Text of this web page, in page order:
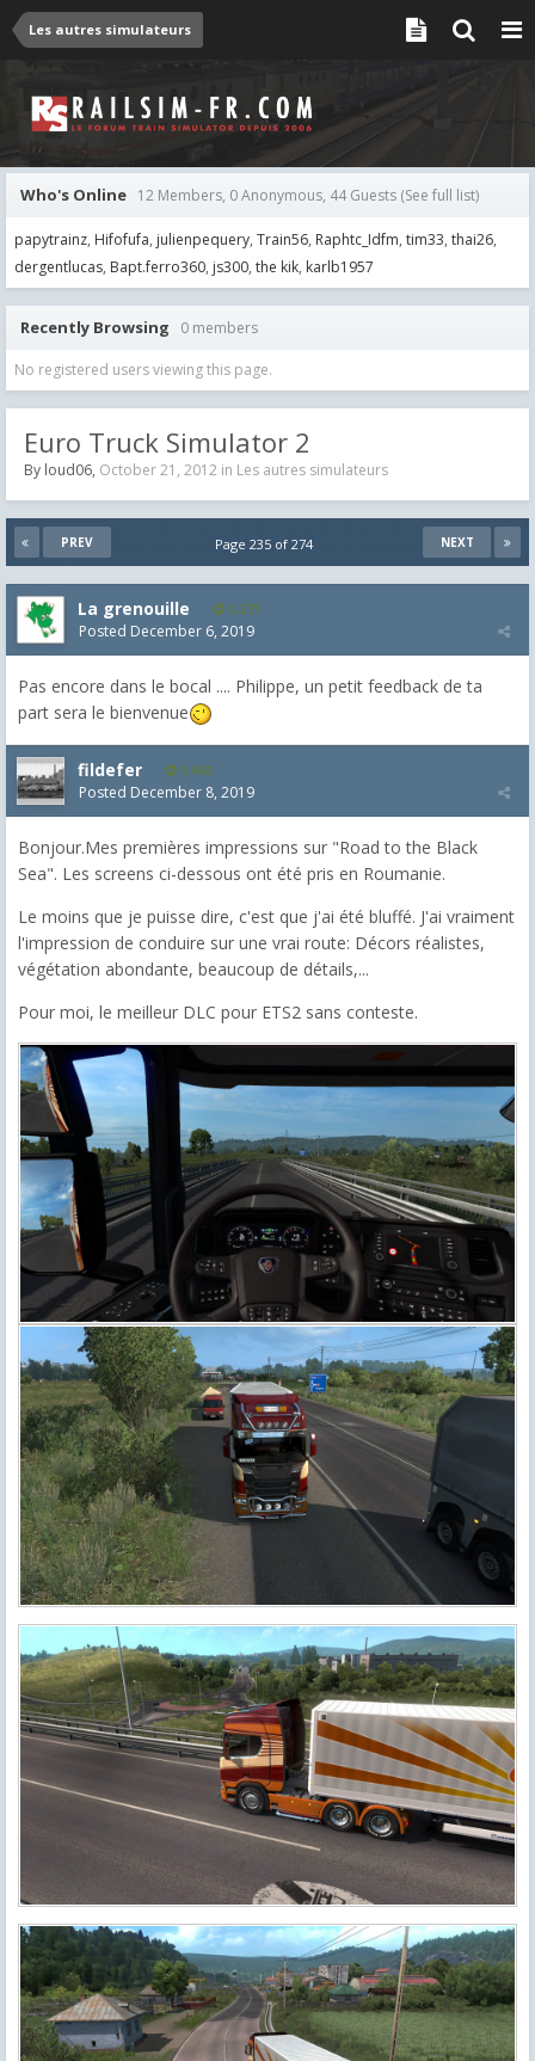
Les autres simulateurs
Who's Online 12 Members, 0 Anonymous, 44 Guests (See full list)
papytrainz Hifofufa julienpequery Train56 Raphtc_Idfm tim33 thai26
dergentlucas Bapt.ferro360 js300 the kik karlb1957
Recently Browsing 0 members
No registered users viewing this page.
Euro Truck Simulator 2
By loud06, October 21, 2012 in Les autres simulateurs
PREV NEXT
Page 235 of 274
La grenouille 3,271
Posted December 6, 2019
Pas encore dans le bocal .... Philippe, un petit feedback de ta
part sera le bienvenue
fildefer 1,603
Posted December 8, 2019
Bonjour.Mes premières impressions sur "Road to the Black
Sea". Les screens ci-dessous ont été pris en Roumanie.
Le moins que je puisse dire, c'est que j'ai été bluffé. J'ai vraiment
l'impression de conduire sur une vrai route: Décors réalistes,
végétation abondante, beaucoup de détails,...
Pour moi, le meilleur DLC pour ETS2 sans conteste.